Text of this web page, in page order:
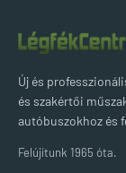
Új és
és szakértői
autóbuszokhoz és
Felújítunk 1965 óta.